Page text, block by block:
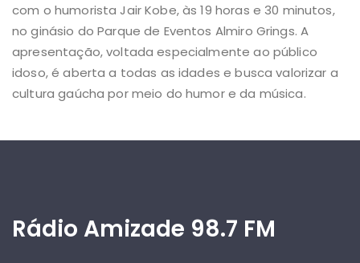
com o humorista Jair Kobe, às 19 horas e 30 minutos,
no ginásio do Parque de Eventos Almiro Grings. A
apresentação, voltada especialmente ao público
idoso, é aberta a todas as idades e busca valorizar a
cultura gaúcha por meio do humor e da música.
Rádio Amizade 98.7 FM